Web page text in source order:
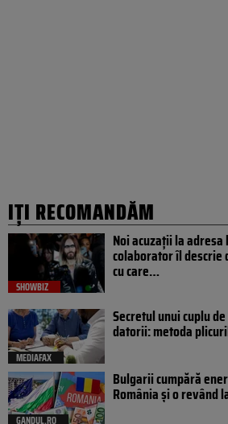
IȚI RECOMANDĂM
SHOWBIZ
Noi acuzații la
colaborator îl
cu care…
MEDIAFAX
Secretul unui cuplu
datorii: metoda
GANDUL.RO
Bulgarii cumpără
România și o revând